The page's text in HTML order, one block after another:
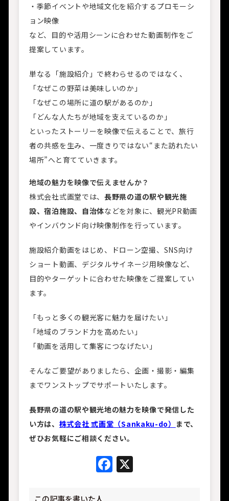
・季節イベントや地域文化を紹介するプロモーシ
ョン映像
など、目的や活用シーンに合わせた動画制作をご
提案しています。
単なる「施設紹介」で終わらせるのではなく、
「なぜこの野菜は美味しいのか」
「なぜこの場所に道の駅があるのか」
「どんな人たちが地域を支えているのか」
といったストーリーを映像で伝えることで、旅行
者の共感を生み、一度きりではない“また訪れたい
場所”へと育てていきます。
地域の魅力を映像で伝えませんか？
株式会社弎画堂では、 長野県の道の駅や観光施
設、宿泊施設、自治体などを対象に、観光PR動画
やインバウンド向け映像制作を行っています。
施設紹介動画をはじめ、ドローン空撮、SNS向け
ショート動画、デジタルサイネージ用映像など、
目的やターゲットに合わせた映像をご提案してい
ます。
「もっと多くの観光客に魅力を届けたい」
「地域のブランド力を高めたい」
「動画を活用して集客につなげたい」
そんなご要望がありましたら、企画・撮影・編集
までワンストップでサポートいたします。
長野県の道の駅や観光地の魅力を映像で発信した
い方は、 株式会社 弎画堂（Sankaku-do） まで、
ぜひお気軽にご相談ください。
Facebook
この記事を書いた人